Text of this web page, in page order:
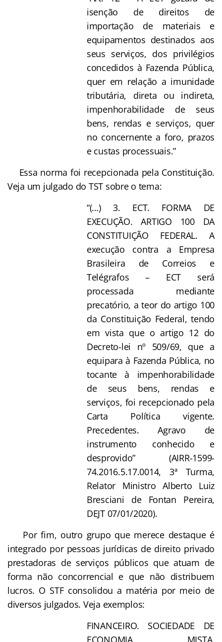
isenção de direitos de
importação de materiais e
equipamentos destinados aos
seus serviços, dos privilégios
concedidos à Fazenda Pública,
quer em relação a imunidade
tributária, direta ou indireta,
impenhorabilidade de seus
bens, rendas e serviços, quer
no concernente a foro, prazos
e custas processuais.”
Essa norma foi recepcionada pela Constituição.
Veja um julgado do TST sobre o tema:
“(…) 3. ECT. FORMA DE
EXECUÇÃO. ARTIGO 100 DA
CONSTITUIÇÃO FEDERAL. A
execução contra a Empresa
Brasileira de Correios e
Telégrafos – ECT será
processada mediante
precatório, a teor do artigo 100
da Constituição Federal, tendo
em vista que o artigo 12 do
Decreto-lei nº 509/69, que a
equipara à Fazenda Pública, no
tocante à impenhorabilidade
de seus bens, rendas e
serviços, foi recepcionado pela
Carta Política vigente.
Precedentes. Agravo de
instrumento conhecido e
desprovido” (AIRR-1599-
74.2016.5.17.0014, 3ª Turma,
Relator Ministro Alberto Luiz
Bresciani de Fontan Pereira,
DEJT 07/01/2020).
Por fim, outro grupo que merece destaque é
integrado por pessoas jurídicas de direito privado
prestadoras de serviços públicos que atuam de
forma não concorrencial e que não distribuem
lucros. O STF consolidou a matéria por meio de
diversos julgados. Veja exemplos:
FINANCEIRO. SOCIEDADE DE
ECONOMIA MISTA.